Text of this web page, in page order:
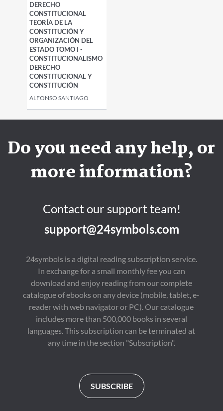
DERECHO
CONSTITUCIONAL
TEORÍA DE LA
CONSTITUCIÓN Y
ORGANIZACIÓN DEL
ESTADO TOMO I -
CONSTITUCIONALISMO
DERECHO
CONSTITUCIONAL Y
CONSTITUCIÓN
ALFONSO SANTIAGO
Do you need any help, or
more information?
Contact our support team!
support@24symbols.com
24symbols is a digital reading subscription service.
In exchange for a small monthly fee you can
download and enjoy reading from our complete
catalogue of ebooks on any device (mobile, tablet, e-
reader with web navigator or PC). Our catalogue
includes more than 500,000 books in several
languages. This subscription can be terminated at
any time in the section "Subscription".
SUBSCRIBE